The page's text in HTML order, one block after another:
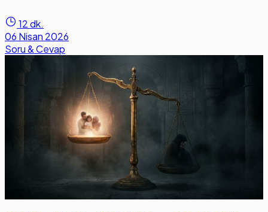
12 dk.
06 Nisan 2026
Soru & Cevap